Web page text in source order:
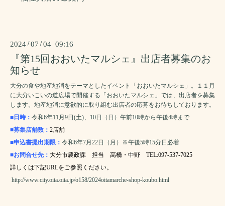
2024 /07 /04 09:16
『第15回おおいたマルシェ』出店者募集のお
知らせ
大分の食や地産地消をテーマとしたイベント「おおいたマルシェ」。１１月
に大分いこいの道広場で開催する「おおいたマルシェ」では、出店者を募集
します。地産地消に意欲的に取り組む出店者の応募をお待ちしております。
■日時： 令和6年11月9日(土)、10日（日）午前10時から午後4時まで
■募集店舗数： 2店舗
■申込書提出期限： 令和6年7月22日（月）※午後5時15分日必着
■お問合せ先： 大分市農政課 担当 高橋・中野 TEL:097-537-7025
詳しくは下記URLをご参照ください。
http://www.city.oita.oita.jp/o158/2024oitamarche-shop-koubo.html